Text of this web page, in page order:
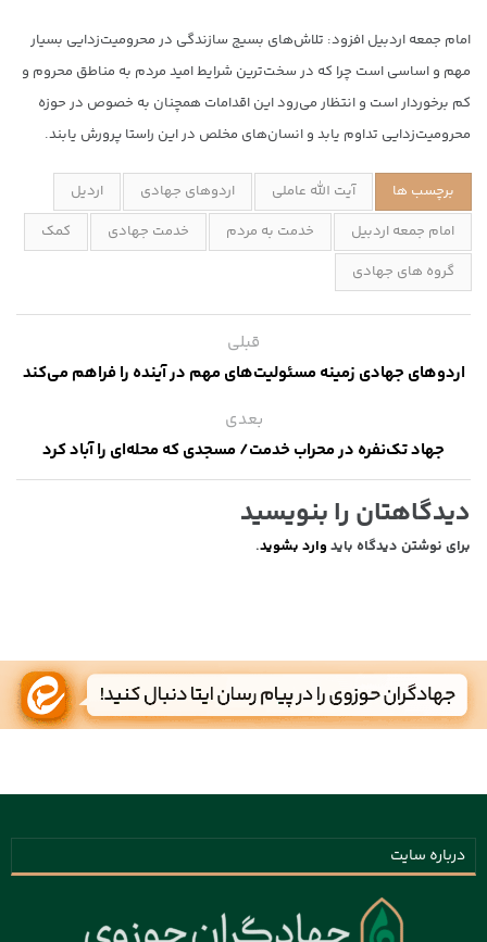
امام جمعه اردبیل افزود: تلاش‌های بسیج سازندگی در محرومیت‌زدایی بسیار
مهم و اساسی است چرا که در سخت‌ترین شرایط امید مردم به مناطق محروم و
کم برخوردار است و انتظار می‌رود این اقدامات همچنان به خصوص در حوزه
محرومیت‌زدایی تداوم یابد و انسان‌های مخلص در این راستا پرورش یابند.
برچسب ها آیت الله عاملی اردوهای جهادی
اردیل
امام جمعه اردبیل
خدمت به مردم خدمت جهادی
کمک
گروه های جهادی
قبلی
اردوهای جهادی زمینه مسئولیت‌های مهم در آینده را فراهم می‌کند
بعدی
جهاد تک‌نفره در محراب خدمت/ مسجدی که محله‌ای را آباد کرد
دیدگاهتان را بنویسید
برای نوشتن دیدگاه باید وارد بشوید.
درباره سایت